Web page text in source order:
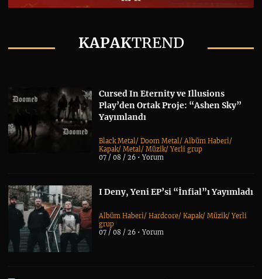
KAPAKTREND
Cursed In Eternity ve Illusions
Play’den Ortak Proje: “Ashen Sky”
Yayımlandı
Black Metal/Doom Metal/Albüm Haberi/
Kapak/Metal/Müzik/Yerli grup
07 / 08 / 26 •Yorum
I Deny, Yeni EP’si “İnfial”ı Yayımladı
Albüm Haberi/Hardcore/Kapak/Müzik/Yerli
grup
07 / 08 / 26 •Yorum